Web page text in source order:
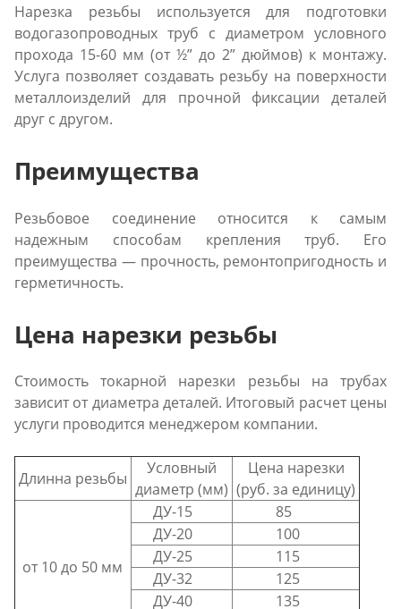
Нарезка резьбы используется для подготовки
водогазопроводных труб с диаметром условного
прохода 15-60 мм (от ½” до 2” дюймов) к монтажу.
Услуга позволяет создавать резьбу на поверхности
металлоизделий для прочной фиксации деталей
друг с другом.
Преимущества
Резьбовое соединение относится к самым
надежным способам крепления труб. Его
преимущества — прочность, ремонтопригодность и
герметичность.
Цена нарезки резьбы
Стоимость токарной нарезки резьбы на трубах
зависит от диаметра деталей. Итоговый расчет цены
услуги проводится менеджером компании.
Длинна резьбы
Условный
диаметр (мм)
Цена нарезки
(руб. за единицу)
от 10 до 50 мм
ДУ-15
85
ДУ-20
100
ДУ-25
115
ДУ-32
125
ДУ-40
135